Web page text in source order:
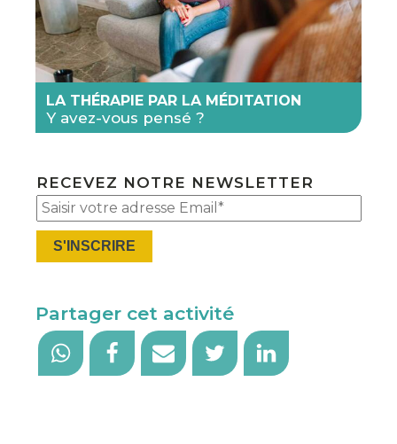
LA THÉRAPIE PAR LA MÉDITATION
Y avez-vous pensé ?
RECEVEZ NOTRE NEWSLETTER
Partager cet activité